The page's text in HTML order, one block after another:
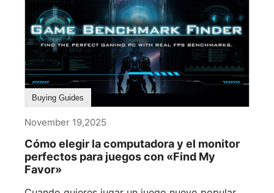
Buying Guides
November 19,2025
Cómo elegir la computadora y el monitor
perfectos para juegos con «Find My
Favor»